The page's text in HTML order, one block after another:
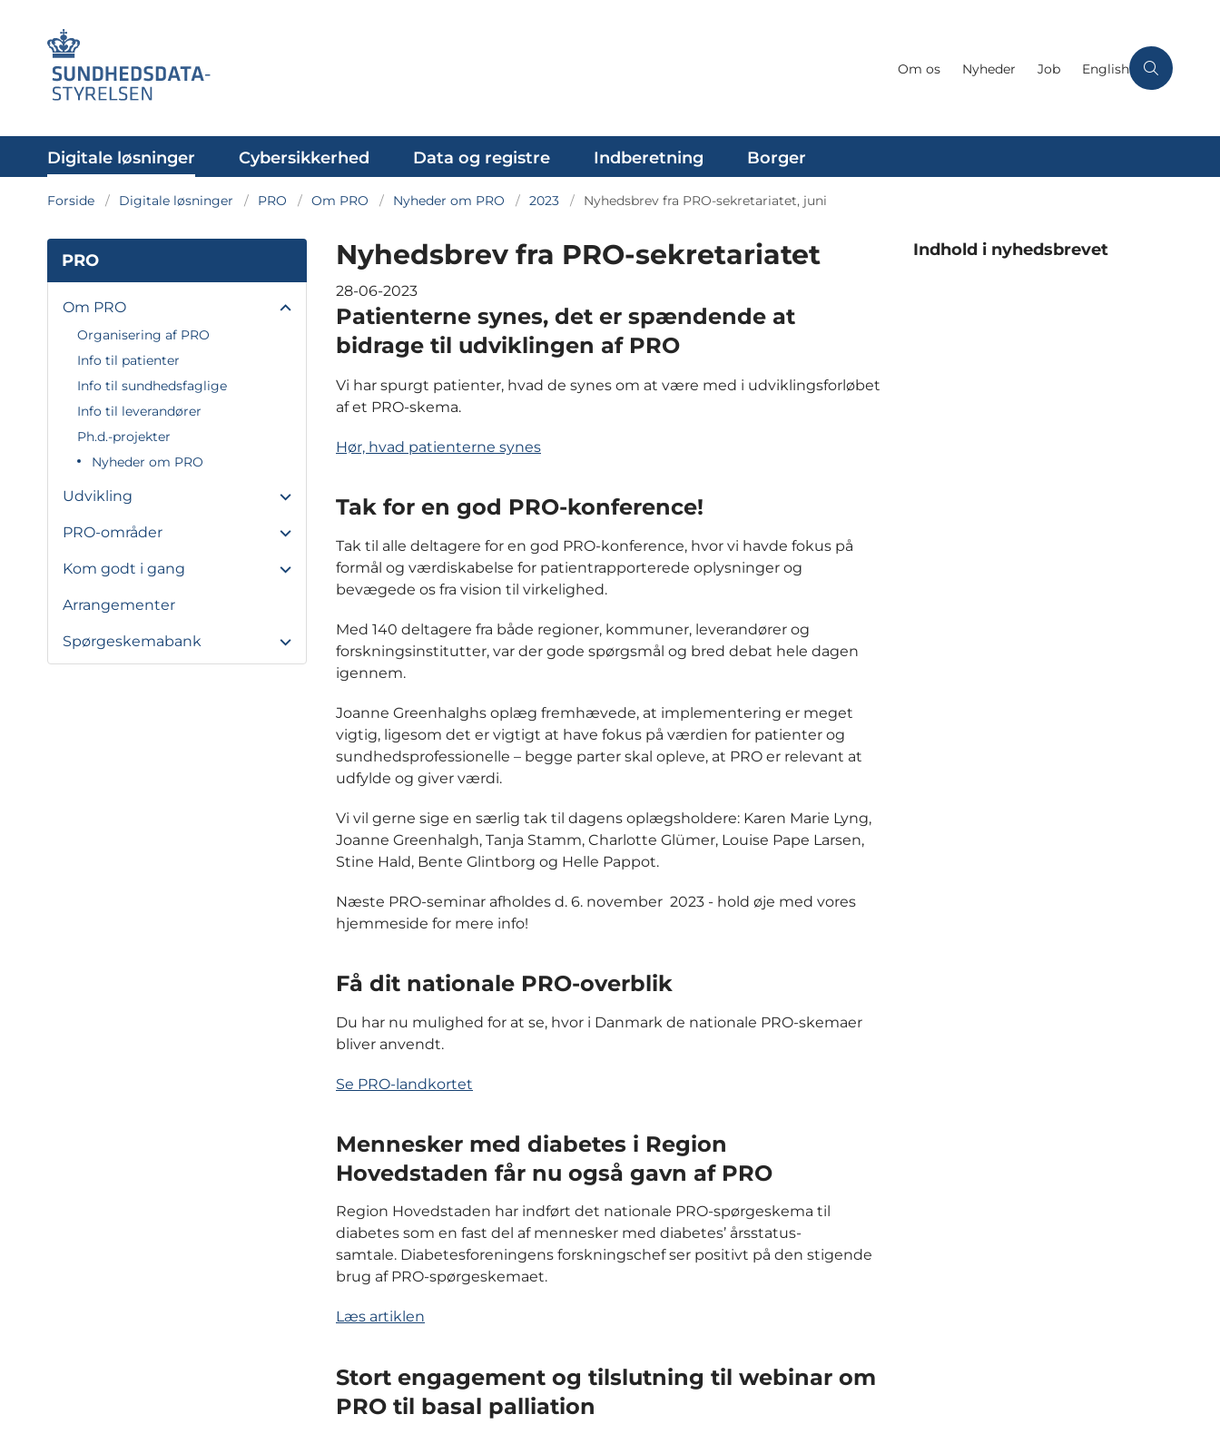
Om os Nyheder Job English
Digitale løsninger Cybersikkerhed Data og registre Indberetning Borger
Forside Digitale løsninger PRO Om PRO Nyheder om PRO 2023 Nyhedsbrev fra PRO-sekretariatet, juni
PRO
Om PRO
Organisering af PRO
Info til patienter
Info til sundhedsfaglige
Info til leverandører
Ph.d.-projekter
Nyheder om PRO
Udvikling
PRO-områder
Kom godt i gang
Arrangementer
Spørgeskemabank
Nyhedsbrev fra PRO-sekretariatet
28-06-2023
Patienterne synes, det er spændende at
bidrage til udviklingen af PRO
Vi har spurgt patienter, hvad de synes om at være med i udviklingsforløbet
af et PRO-skema.
Hør, hvad patienterne synes
Tak for en god PRO-konference!
Tak til alle deltagere for en god PRO-konference, hvor vi havde fokus på
formål og værdiskabelse for patientrapporterede oplysninger og
bevægede os fra vision til virkelighed.
Med 140 deltagere fra både regioner, kommuner, leverandører og
forskningsinstitutter, var der gode spørgsmål og bred debat hele dagen
igennem.
Joanne Greenhalghs oplæg fremhævede, at implementering er meget
vigtig, ligesom det er vigtigt at have fokus på værdien for patienter og
sundhedsprofessionelle – begge parter skal opleve, at PRO er relevant at
udfylde og giver værdi.
Vi vil gerne sige en særlig tak til dagens oplægsholdere: Karen Marie Lyng,
Joanne Greenhalgh, Tanja Stamm, Charlotte Glümer, Louise Pape Larsen,
Stine Hald, Bente Glintborg og Helle Pappot.
Næste PRO-seminar afholdes d. 6. november 2023 - hold øje med vores
hjemmeside for mere info!
Få dit nationale PRO-overblik
Du har nu mulighed for at se, hvor i Danmark de nationale PRO-skemaer
bliver anvendt.
Se PRO-landkortet
Mennesker med diabetes i Region
Hovedstaden får nu også gavn af PRO
Region Hovedstaden har indført det nationale PRO-spørgeskema til
diabetes som en fast del af mennesker med diabetes’ årsstatus-
samtale. Diabetesforeningens forskningschef ser positivt på den stigende
brug af PRO-spørgeskemaet.
Læs artiklen
Stort engagement og tilslutning til webinar om
PRO til basal palliation
Indhold i nyhedsbrevet